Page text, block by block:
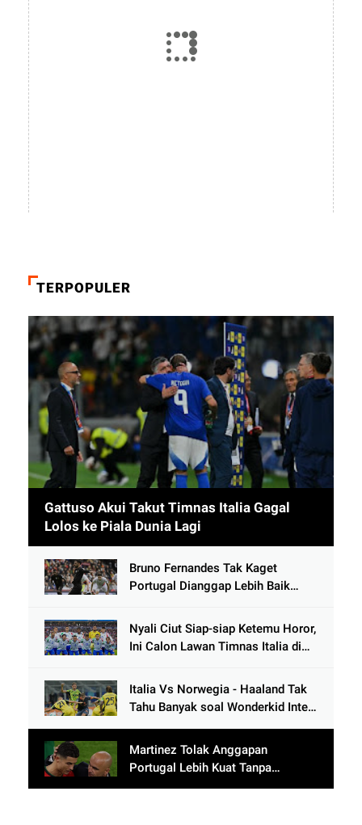
TERPOPULER
Gattuso Akui Takut Timnas Italia Gagal
Lolos ke Piala Dunia Lagi
Bruno Fernandes Tak Kaget
Portugal Dianggap Lebih Baik
Cetak 9 Gol
Nyali Ciut Siap-siap Ketemu Horor,
Ini Calon Lawan Timnas Italia di
Italia Vs Norwegia - Haaland Tak
Tahu Banyak soal Wonderkid Inter
Martinez Tolak Anggapan
Portugal Lebih Kuat Tanpa
Ronaldo usai Bantai Tim Berposisi